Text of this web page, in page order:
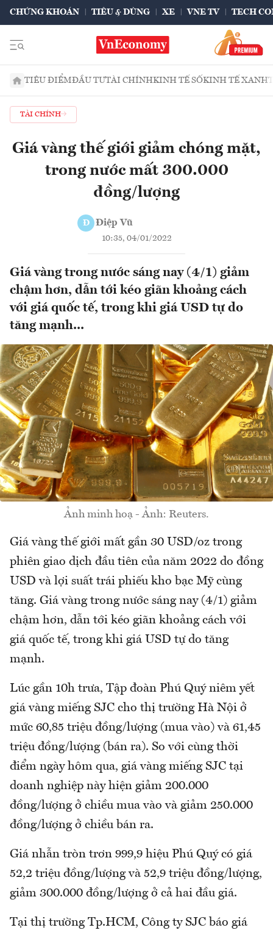
CHỨNG KHOÁN TIÊU & DÙNG XE VNE TV TECH
TIÊU ĐIỂMĐẦU TƯTÀI CHÍNHKINH TẾ SỐKINH TẾ XANH
TÀI CHÍNH
Giá vàng thế giới giảm chóng mặt,
trong nước mất 300.000
đồng/lượng
Đ Điệp Vũ
10:35, 04/01/2022
Giá vàng trong nước sáng nay (4/1) giảm
chậm hơn, dẫn tới kéo giãn khoảng cách
với giá quốc tế, trong khi giá USD tự do
tăng mạnh...
Ảnh minh hoạ - Ảnh: Reuters.
Giá vàng thế giới mất gần 30 USD/oz trong
phiên giao dịch đầu tiên của năm 2022 do đồng
USD và lợi suất trái phiếu kho bạc Mỹ cùng
tăng. Giá vàng trong nước sáng nay (4/1) giảm
chậm hơn, dẫn tới kéo giãn khoảng cách với
giá quốc tế, trong khi giá USD tự do tăng
mạnh.
Lúc gần 10h trưa, Tập đoàn Phú Quý niêm yết
giá vàng miếng SJC cho thị trường Hà Nội ở
mức 60,85 triệu đồng/lượng (mua vào) và 61,45
triệu đồng/lượng (bán ra). So với cùng thời
điểm ngày hôm qua, giá vàng miếng SJC tại
doanh nghiệp này hiện giảm 200.000
đồng/lượng ở chiều mua vào và giảm 250.000
đồng/lượng ở chiều bán ra.
Giá nhẫn tròn trơn 999,9 hiệu Phú Quý có giá
52,2 triệu đồng/lượng và 52,9 triệu đồng/lượng,
giảm 300.000 đồng/lượng ở cả hai đầu giá.
Tại thị trường Tp.HCM, Công ty SJC báo giá